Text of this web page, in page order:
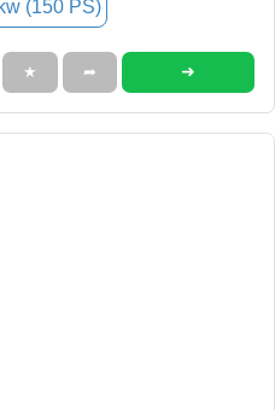
(150 PS)
★ ➦ ➜